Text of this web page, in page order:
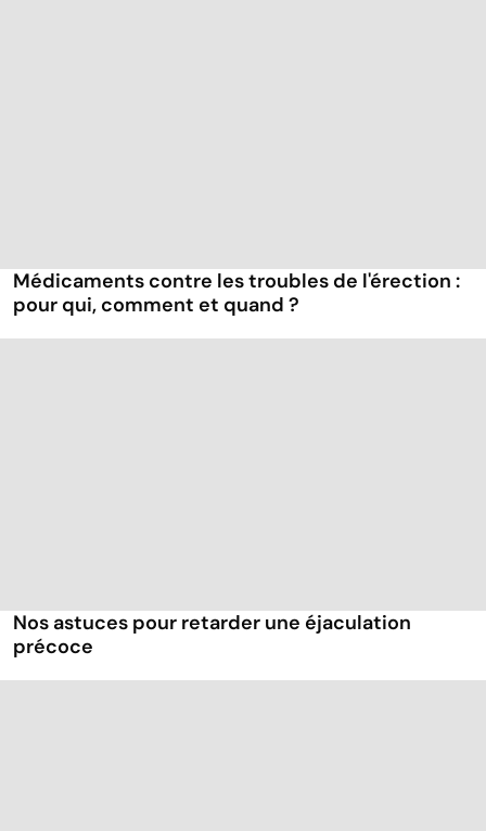
Médicaments contre les troubles de l'érection :
pour qui, comment et quand ?
Nos astuces pour retarder une éjaculation
précoce